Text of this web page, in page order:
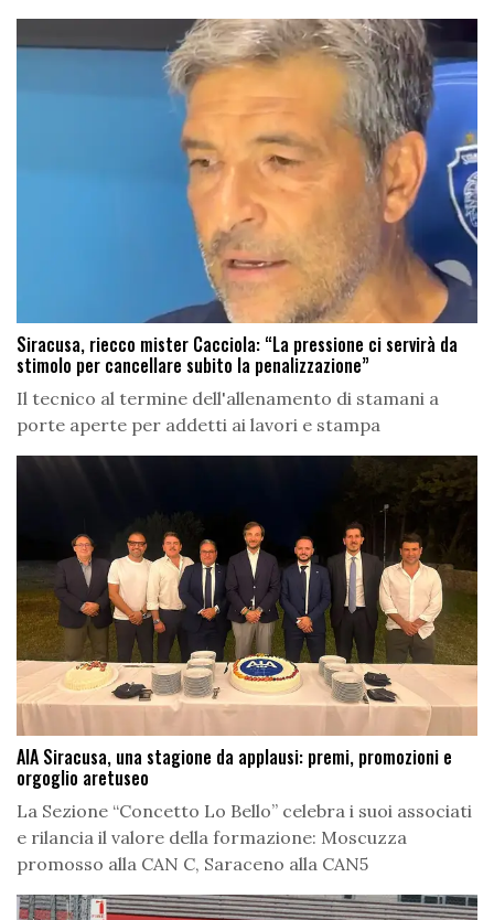
Siracusa, riecco mister Cacciola: “La pressione ci servirà da
stimolo per cancellare subito la penalizzazione”
Il tecnico al termine dell'allenamento di stamani a
porte aperte per addetti ai lavori e stampa
AIA Siracusa, una stagione da applausi: premi, promozioni e
orgoglio aretuseo
La Sezione “Concetto Lo Bello” celebra i suoi associati
e rilancia il valore della formazione: Moscuzza
promosso alla CAN C, Saraceno alla CAN5